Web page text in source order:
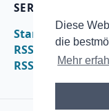
Diese
die
Mehr
SERVICE
Startseite
RSS
RSS –